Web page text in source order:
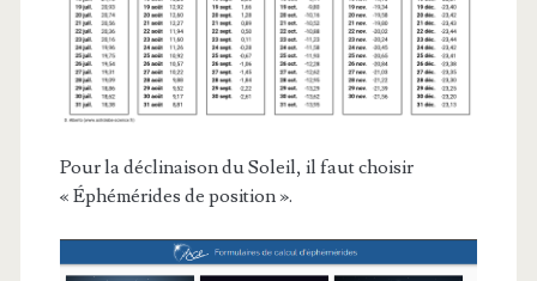
Pour la déclinaison du Soleil, il faut choisir
« Éphémérides de position ».